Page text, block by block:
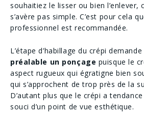
souhaitiez le lisser ou bien l’enlever,
s’avère pas simple. C’est pour cela
professionnel est recommandée.
L’étape d’habillage du crépi demande
préalable un ponçage puisque le
aspect rugueux qui égratigne bien
qui s’approchent de trop près de la
D’autant plus que le crépi a
souci d’un point de vue esthétique.